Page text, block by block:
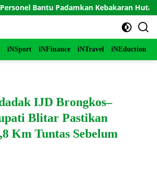
Bantu Padamkan Kebakaran Hutan di
iNSport iNFinance iNTravel iNEduction
IJD Brongkos–
Blitar Pastikan
Km Tuntas Sebelum